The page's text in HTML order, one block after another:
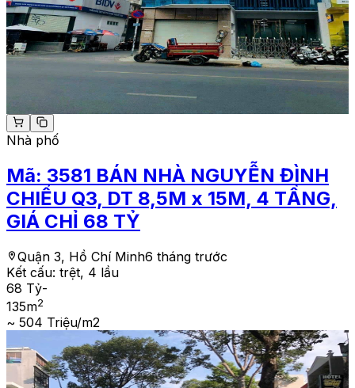
Nhà phố
Mã: 3581 BÁN NHÀ NGUYỄN ĐÌNH
CHIỂU Q3, DT 8,5M x 15M, 4 TẦNG,
GIÁ CHỈ 68 TỶ
Quận 3, Hồ Chí Minh6 tháng trước
Kết cấu: trệt, 4 lầu
68 Tỷ-
135m2
~ 504 Triệu/m2